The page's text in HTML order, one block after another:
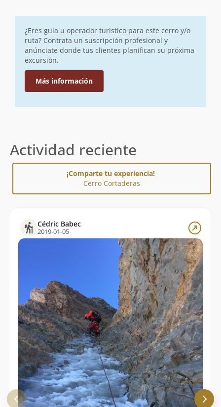
¿Eres guía u operador turístico para este cerro y/o
ruta? Contrata un suscripción profesional y
anúnciate donde tus clientes planifican su próxima
excursión.
Más información
Actividad reciente
¡Comparte tu experiencia!
Cerro Cortaderas
Cédric Babec
2019-01-05